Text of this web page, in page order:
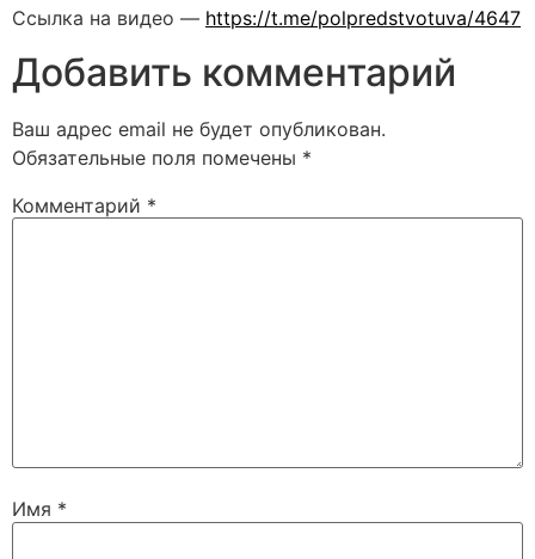
Ссылка на видео — https://t.me/polpredstvotuva/4647
Добавить комментарий
Ваш адрес email не будет опубликован.
Обязательные поля помечены *
Комментарий *
Имя *